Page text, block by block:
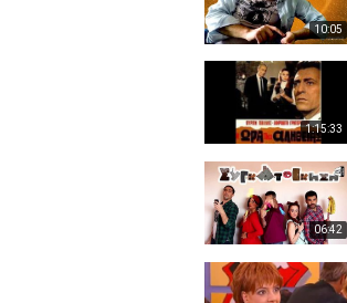
10:05
1:15:33
06:42